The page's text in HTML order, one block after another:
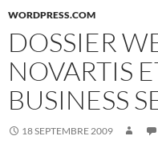
WORDPRESS.COM
DOSSIER
NOVARTIS
BUSINESS
18 SEPTEMBRE 2009